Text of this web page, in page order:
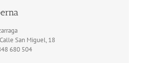
San Miguel, 18
680 504